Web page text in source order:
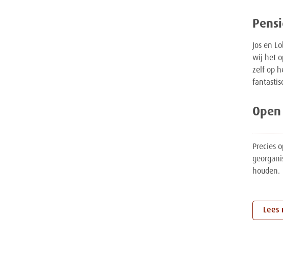
Jos en
wij het
zelf op
Precies
houden.